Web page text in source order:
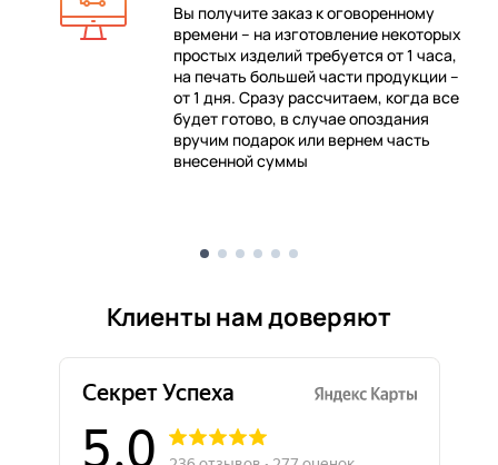
Вы получите заказ к оговоренному
времени – на изготовление некоторых
простых изделий требуется от 1 часа,
на печать большей части продукции –
от 1 дня. Сразу рассчитаем, когда все
будет готово, в случае опоздания
вручим подарок или вернем часть
внесенной суммы
Клиенты нам доверяют